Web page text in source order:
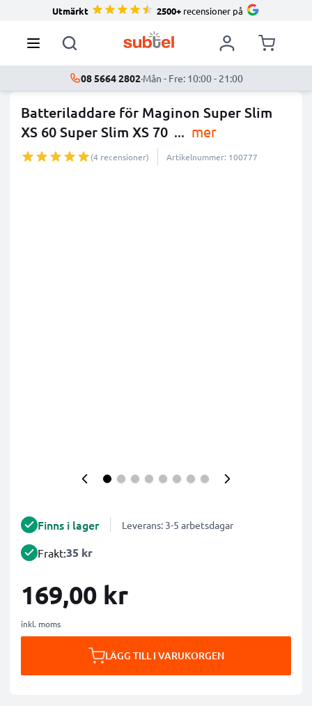
Utmärkt 2500+ recensioner på
08 5664 2802·Mån - Fre: 10:00 - 21:00
Batteriladdare för Maginon Super Slim
XS 60 Super Slim XS 70 ... mer
(4 recensioner) Artikelnummer: 100777
Finns i lager Leverans: 3-5 arbetsdagar
Frakt:35 kr
169,00 kr
inkl. moms
LÄGG TILL I VARUKORGEN